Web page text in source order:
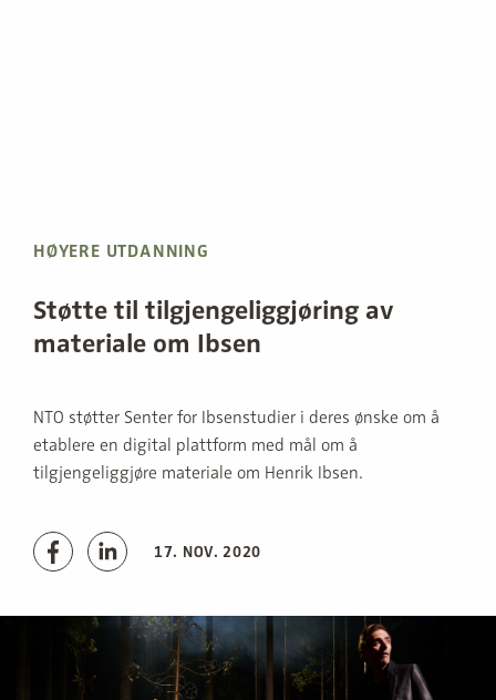
HØYERE UTDANNING
Støtte til tilgjengeliggjøring av
materiale om Ibsen
NTO støtter Senter for Ibsenstudier i deres ønske om å
etablere en digital plattform med mål om å
tilgjengeliggjøre materiale om Henrik Ibsen.
17. NOV. 2020